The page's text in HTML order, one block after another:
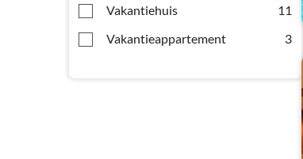
Vakantiehuis
11
Vakantieappartement
3